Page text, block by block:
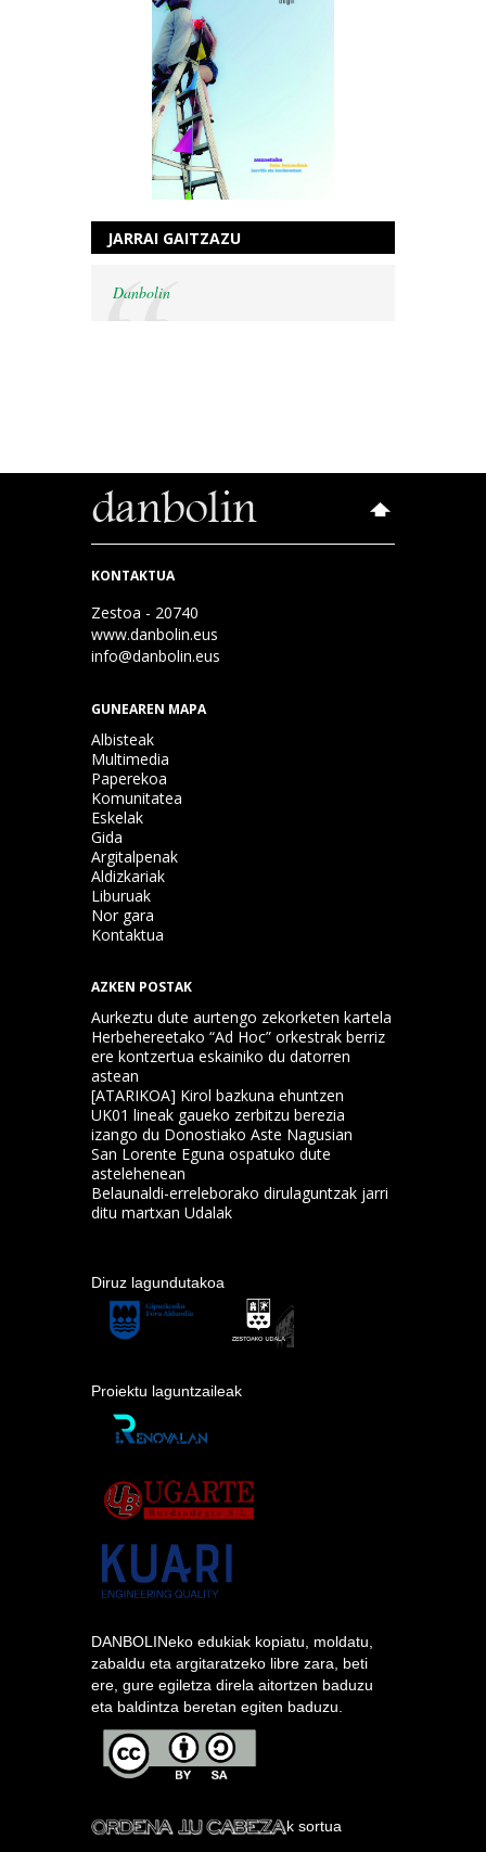
JARRAI GAITZAZU
Danbolin
KONTAKTUA
Zestoa - 20740
www.danbolin.eus
info@danbolin.eus
GUNEAREN MAPA
Albisteak
Multimedia
Paperekoa
Komunitatea
Eskelak
Gida
Argitalpenak
Aldizkariak
Liburuak
Nor gara
Kontaktua
AZKEN POSTAK
Aurkeztu dute aurtengo zekorketen kartela
Herbehereetako “Ad Hoc” orkestrak berriz
ere kontzertua eskainiko du datorren
astean
[ATARIKOA] Kirol bazkuna ehuntzen
UK01 lineak gaueko zerbitzu berezia
izango du Donostiako Aste Nagusian
San Lorente Eguna ospatuko dute
astelehenean
Belaunaldi-erreleborako dirulaguntzak jarri
ditu martxan Udalak
Diruz lagundutakoa
Proiektu laguntzaileak
DANBOLINeko edukiak kopiatu, moldatu,
zabaldu eta argitaratzeko libre zara, beti
ere, gure egiletza direla aitortzen baduzu
eta baldintza beretan egiten baduzu.
k sortua